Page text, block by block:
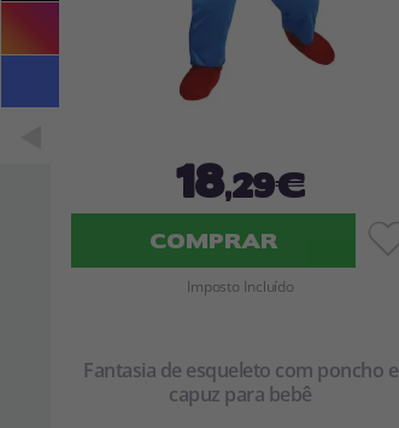
18,29€
COMPRAR
Imposto Incluído
Fantasia de esqueleto com poncho e
capuz para bebê